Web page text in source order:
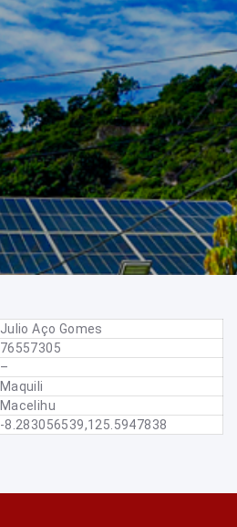
Julio Aço Gomes
76557305
–
Maquili
Macelihu
-8.283056539,125.5947838